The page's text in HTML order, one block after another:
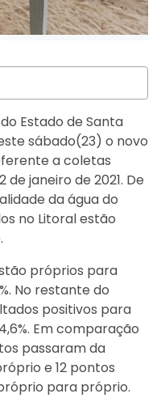
Estado de Santa
sábado(23) o novo
a coletas
de janeiro de 2021. De
da água do
no Litoral estão
próprios para
No restante do
positivos para
Em comparação
passaram da
e 12 pontos
para próprio.